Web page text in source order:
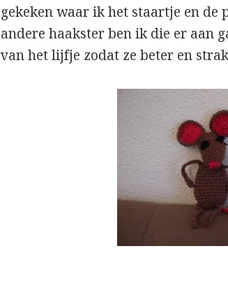
gekeken waar ik het staartje en de
andere haakster ben ik die er aan
van het lijfje zodat ze beter en